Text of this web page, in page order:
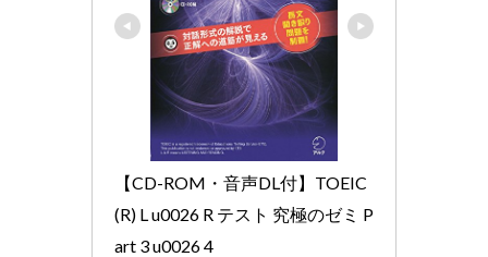
【CD-ROM・音声DL付】TOEIC
(R) L u0026 R テスト 究極のゼミ P
art 3 u0026 4